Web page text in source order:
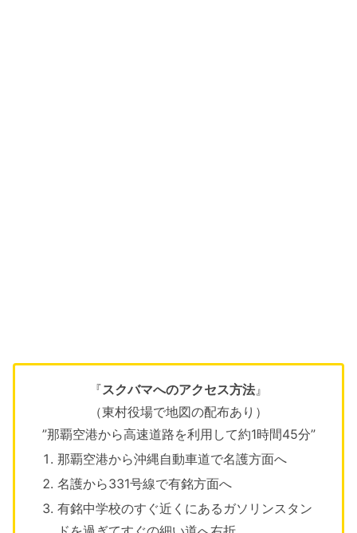
『スクバマへのアクセス方法』
（東村役場で地図の配布あり）
”那覇空港から高速道路を利用して約1時間45分”
那覇空港から沖縄自動車道で名護方面へ
名護から331号線で有銘方面へ
有銘中学校のすぐ近くにあるガソリンスタン